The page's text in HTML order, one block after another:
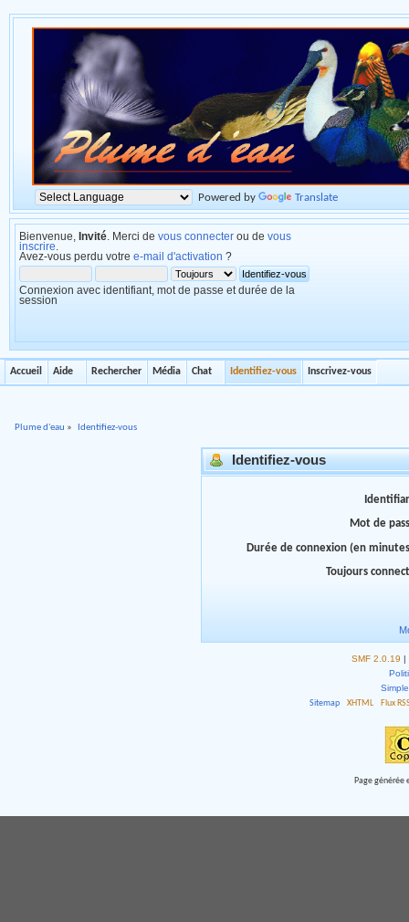
Powered by Translate
Bienvenue, Invité . Merci de vous connecter ou de vous
inscrire
Avez-vous perdu votre e-mail d'activation ?
Connexion avec identifiant, mot de passe et durée de la
session
Accueil Aide Rechercher Média Chat Identifiez-vous Inscrivez-vous
Plume d'eau » Identifiez-vous
Identifiez-vous
Mot de
Durée de connexion (en
Toujours
SMF 2.0.19
Sitemap
XHTML Flux
Page générée